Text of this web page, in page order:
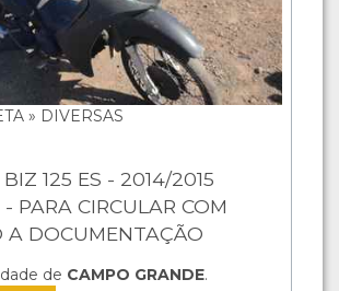
» DIVERSAS
125 ES - 2014/2015
- PARA CIRCULAR COM
A DOCUMENTAÇÃO
de CAMPO GRANDE.